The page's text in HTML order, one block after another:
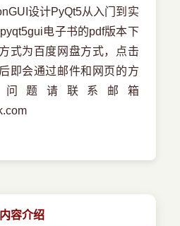
设计PyQt5从入门到实
电子书的pdf版本下
式为百度网盘方式，点击
即会通过邮件和网页的方
题请联系邮箱
内容介绍